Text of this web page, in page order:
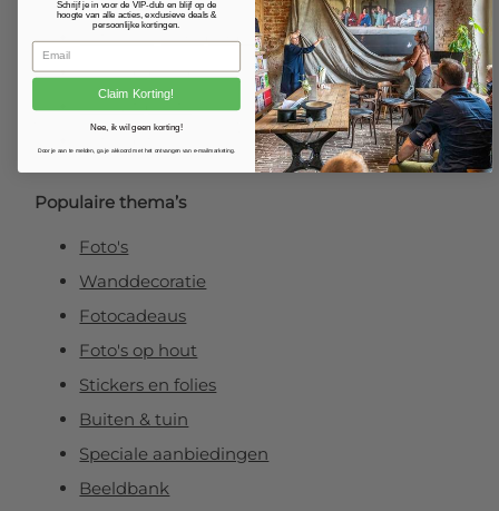
Foto verlijmd op dibond
Foto op plexibond
Fineart prints
Populaire thema’s
Foto's
Wanddecoratie
Fotocadeaus
Foto's op hout
Stickers en folies
Buiten & tuin
Speciale aanbiedingen
Beeldbank
Schrijf je in voor de VIP-club en blijf op de
hoogte van alle acties, exclusieve deals &
persoonlijke kortingen.
Claim Korting!
Nee, ik wil geen korting!
Door je aan te melden, ga je akkoord met het ontvangen van e-mailmarketing.